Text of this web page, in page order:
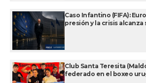
Caso Infantino (FIFA):
presión y la crisis
Club Santa Teresita
federado en el boxeo